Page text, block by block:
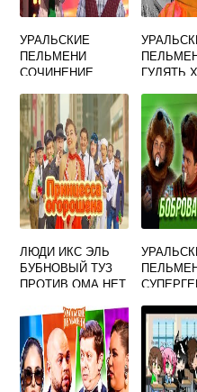
УРАЛЬСКИЕ
ПЕЛЬМЕНИ
СОЧИНЕНИЕ
ГУЛЯТЬ
ЛЮДИ ИКС ЭЛЬ
БУБНОВЫЙ ТУЗ
ПРОТИВ ОМА НЕТ
УРАЛЬСКИЕ
ПЕЛЬМЕНИ